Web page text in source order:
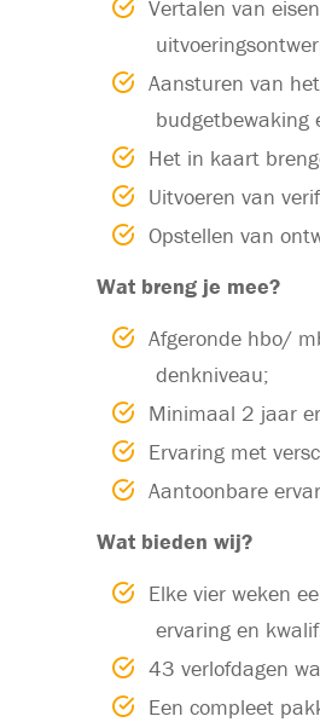
Vertalen van
Aansturen van
budgetbewaking
Het in kaart
Uitvoeren van
Opstellen van
Wat breng je mee?
Afgeronde hbo/
denkniveau;
Minimaal 2 jaar
Ervaring met
Aantoonbare
Wat bieden wij?
Elke vier weken
ervaring en
43 verlofdagen
Een compleet